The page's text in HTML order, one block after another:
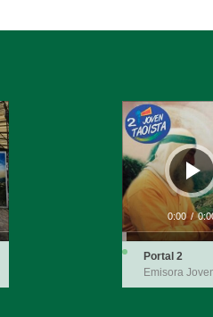
Reproductor
de
audio
0:00 /
Portal 2
Emisora